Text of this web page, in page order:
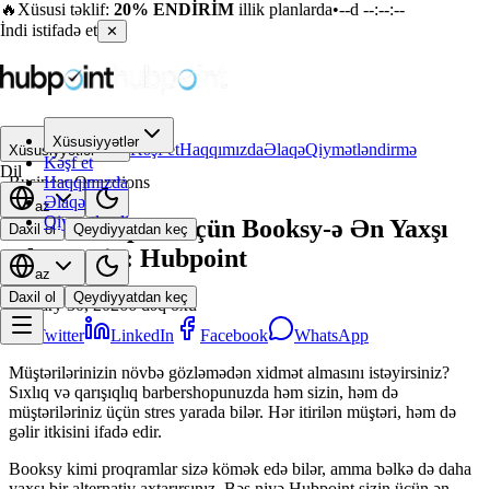
🔥 Xüsusi təklif: 20% ENDİRİM illik planlarda•--d --:--:--
İndi istifadə et ✕
Xüsusiyyətlər
Kəşf et
Haqqımızda
Əlaqə
Qiymətləndirmə
az
Daxil ol
Qeydiyyatdan keç
Xüsusiyyətlər Kəşf etHaqqımızdaƏlaqəQiymətləndirmə
Dil
az
Daxil ol
Qeydiyyatdan keç
←Bloqa qayıt
Business Operations
Barbershoplar üçün Booksy-ə Ən Yaxşı
Alternativ: Hubpoint
January 30, 20266 dəq oxu
Twitter
LinkedIn Facebook
WhatsApp
Müştərilərinizin növbə gözləmədən xidmət almasını istəyirsiniz?
Sıxlıq və qarışıqlıq barbershopunuzda həm sizin, həm də
müştəriləriniz üçün stres yarada bilər. Hər itirilən müştəri, həm də
gəlir itkisini ifadə edir.
Booksy kimi proqramlar sizə kömək edə bilər, amma bəlkə də daha